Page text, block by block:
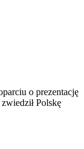
o prezentację
Polskę